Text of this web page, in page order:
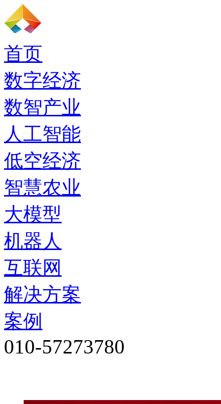
首页
数字经济
数智产业
人工智能
低空经济
智慧农业
大模型
机器人
互联网
解决方案
案例
010-57273780